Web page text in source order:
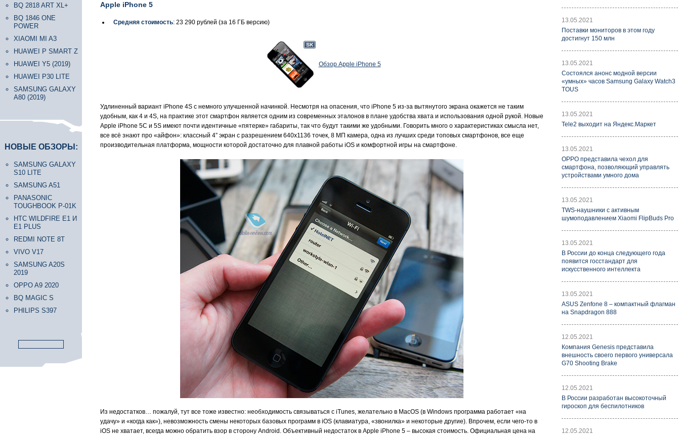
BQ 2818 ART XL+
BQ 1846 ONE
POWER
XIAOMI MI A3
HUAWEI P SMART Z
HUAWEI Y5 (2019)
HUAWEI P30 LITE
SAMSUNG GALAXY
A80 (2019)
НОВЫЕ ОБЗОРЫ:
SAMSUNG GALAXY
S10 LITE
SAMSUNG A51
PANASONIC
TOUGHBOOK P-01K
HTC WILDFIRE E1 И
E1 PLUS
REDMI NOTE 8T
VIVO V17
SAMSUNG A20S
2019
OPPO A9 2020
BQ MAGIC S
PHILIPS S397
Apple iPhone 5
Средняя стоимость: 23 290 рублей (за 16 ГБ версию)
Обзор Apple iPhone 5
Удлиненный вариант iPhone 4S с немного улучшенной начинкой. Несмотря на опасения, что iPhone 5 из-за вытянутого экрана окажется не таким
удобным, как 4 и 4S, на практике этот смартфон является одним из современных эталонов в плане удобства хвата и использования одной рукой. Новые
Apple iPhone 5C и 5S имеют почти идентичные «пятерке» габариты, так что будут такими же удобными. Говорить много о характеристиках смысла нет,
все всё знают про «айфон»: классный 4” экран с разрешением 640x1136 точек, 8 МП камера, одна из лучших среди топовых смартфонов, все еще
производительная платформа, мощности которой достаточно для плавной работы iOS и комфортной игры на смартфоне.
Из недостатков… пожалуй, тут все тоже известно: необходимость связываться с iTunes, желательно в MacOS (в Windows программа работает «на
удачу» и «когда как»), невозможность смены некоторых базовых программ в iOS (клавиатура, «звонилка» и некоторые другие). Впрочем, если чего-то в
iOS не хватает, всегда можно обратить взор в сторону Android. Объективный недостаток в Apple iPhone 5 – высокая стоимость. Официальная цена на
13.05.2021
Поставки мониторов в этом году
достигнут 150 млн
13.05.2021
Состоялся анонс модной версии
«умных» часов Samsung Galaxy Watch3
TOUS
13.05.2021
Tele2 выходит на Яндекс.Маркет
13.05.2021
OPPO представила чехол для
смартфона, позволяющий управлять
устройствами умного дома
13.05.2021
TWS-наушники с активным
шумоподавлением Xiaomi FlipBuds Pro
13.05.2021
В России до конца следующего года
появится госстандарт для
искусственного интеллекта
13.05.2021
ASUS Zenfone 8 – компактный флагман
на Snapdragon 888
12.05.2021
Компания Genesis представила
внешность своего первого универсала
G70 Shooting Brake
12.05.2021
В России разработан высокоточный
гироскоп для беспилотников
12.05.2021